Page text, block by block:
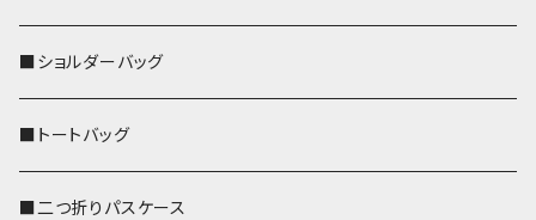
■ショルダーバッグ
■トートバッグ
■二つ折りパスケース